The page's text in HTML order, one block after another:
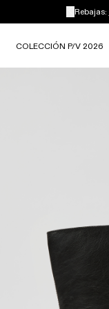
Rebajas:
COLECCIÓN P/V 2026